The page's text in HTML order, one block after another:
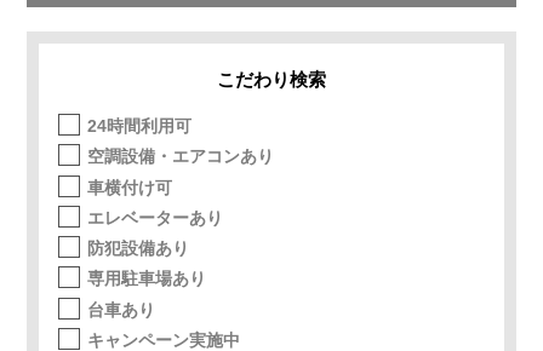
こだわり検索
24時間利用可
空調設備・エアコンあり
車横付け可
エレベーターあり
防犯設備あり
専用駐車場あり
台車あり
キャンペーン実施中